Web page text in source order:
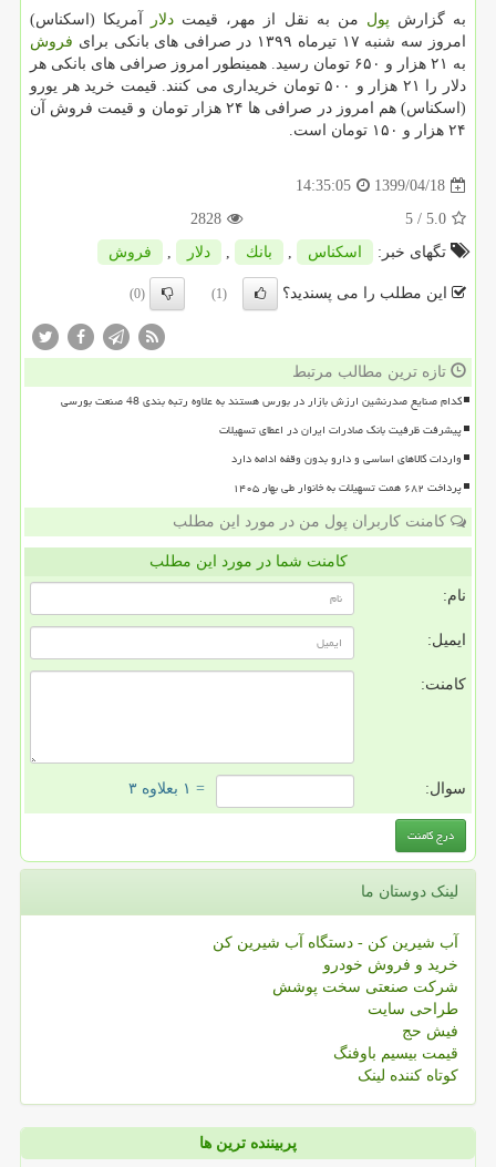
به گزارش پول من به نقل از مهر، قیمت دلار
آمریکا (اسکناس)
امروز سه شنبه ۱۷ تیرماه ۱۳۹۹ در صرافی های بانکی برای
فروش
به ۲۱ هزار و ۶۵۰ تومان رسید. همینطور امروز صرافی های بانکی هر
دلار را ۲۱ هزار و ۵۰۰ تومان خریداری می کنند. قیمت خرید هر یورو
(اسکناس) هم امروز در صرافی ها ۲۴ هزار تومان و قیمت فروش آن
۲۴ هزار و ۱۵۰ تومان است.
1399/04/18
14:35:05
5.0
/ 5
2828
تگهای خبر:
اسكناس , بانك , دلار , فروش
این مطلب را می پسندید؟ (1)
(0)
تازه ترین مطالب مرتبط
کدام صنایع صدرنشین ارزش بازار در بورس هستند به علاوه رتبه بندی 48 صنعت بورسی
پیشرفت ظرفیت بانک صادرات ایران در اعطای تسهیلات
واردات کالاهای اساسی و دارو بدون وقفه ادامه دارد
پرداخت ۶۸۲ همت تسهیلات به خانوار طی بهار ۱۴۰۵
کامنت کاربران پول من در مورد این مطلب
کامنت شما در مورد این مطلب
نام:
ایمیل:
کامنت:
سوال: = ۱ بعلاوه ۳
لینک دوستان ما
آب شیرین کن - دستگاه آب شیرین کن
خرید و فروش خودرو
شرکت صنعتی سخت پوشش
طراحی سایت
فیش حج
قیمت بیسیم باوفنگ
کوتاه کننده لینک
پربیننده ترین ها